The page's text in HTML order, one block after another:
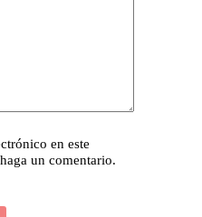
en este
un comentario.